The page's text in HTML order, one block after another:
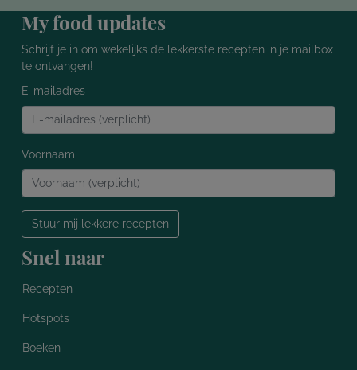
My food updates
Schrijf je in om wekelijks de lekkerste recepten in je mailbox
te ontvangen!
E-mailadres
Voornaam
Stuur mij lekkere recepten
Snel naar
Recepten
Hotspots
Boeken